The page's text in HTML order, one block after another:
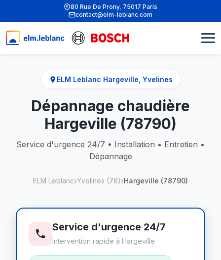
80 Rue De Prony, 75017 Paris
contact@elm-leblanc.com
ELM Leblanc Hargeville, Yvelines
Dépannage chaudière
Hargeville (78790)
Service d'urgence 24/7 • Installation • Entretien •
Dépannage
ELM Leblanc Yvelines (78) Hargeville (78790)
Service d'urgence 24/7
Intervention rapide à Hargeville